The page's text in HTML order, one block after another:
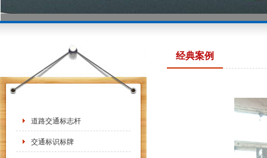
道路交通标志杆
交通标识标牌
经典案例